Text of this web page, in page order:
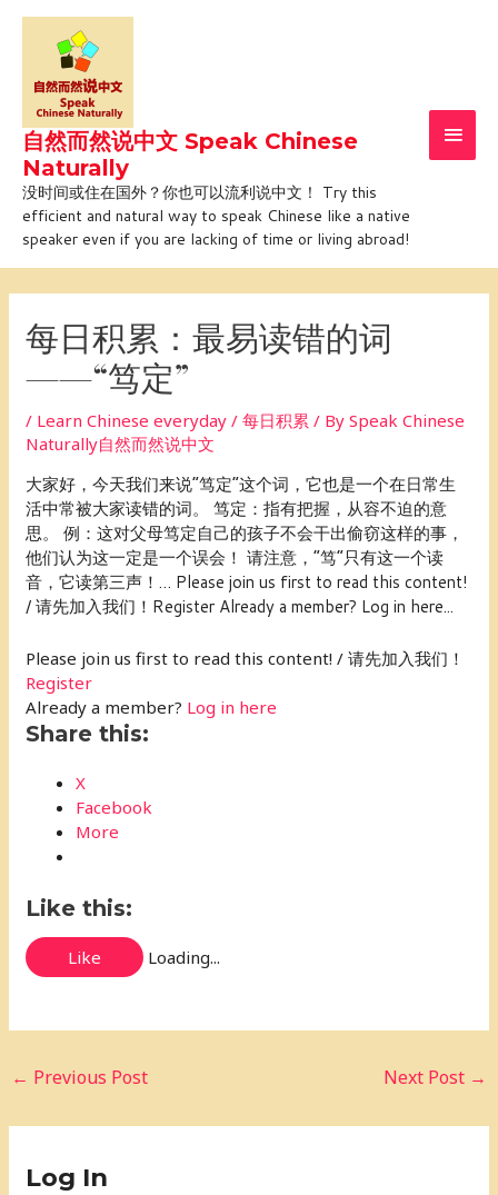
Skip
content
自然而然说中文 Speak Chinese
Naturally
没时间或住在国外？你也可以流利说中文！ Try this
efficient and natural way to speak Chinese like a native
speaker even if you are lacking of time or living abroad!
每日积累：最易读错的词
——“笃定”
/ Learn Chinese everyday / 每日积累 / BySpeak Chinese
Naturally自然而然说中文
大家好，今天我们来说“笃定”这个词，它也是一个在日常生
活中常被大家读错的词。 笃定：指有把握，从容不迫的意
思。 例：这对父母笃定自己的孩子不会干出偷窃这样的事，
他们认为这一定是一个误会！ 请注意，“笃”只有这一个读
音，它读第三声！… Please join us first to read this content!
/ 请先加入我们！Register Already a member? Log in here...
Please join us first to read this content! / 请先加入我们！
Register
Already a member? Log in here
Share this:
X
Facebook
More
Like this:
Like Loading...
← Previous Post Next Post →
Log In